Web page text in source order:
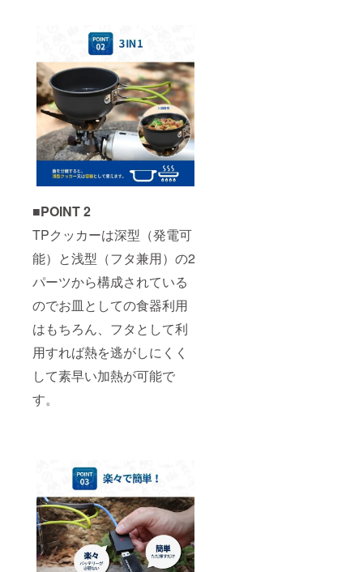
■POINT 2
TPクッカーは深型（発電可
能）と浅型（フタ兼用）の2
パーツから構成されている
のでお皿としての食器利用
はもちろん、フタとして利
用すれば熱を逃がしにくく
して素早い加熱が可能で
す。